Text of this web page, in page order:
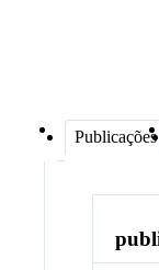
Publicações